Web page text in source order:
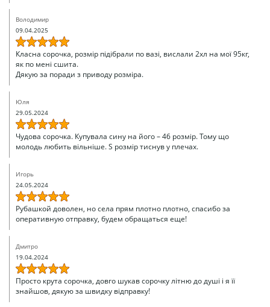
Володимир
09.04.2025
Класна сорочка, розмір підібрали по вазі, вислали 2хл на мої 95кг,
як по мені сшита.
Дякую за поради з приводу розміра.
Юля
29.05.2024
Чудова сорочка. Купувала сину на його – 46 розмір. Тому що
молодь любить вільніше. S розмір тиснув у плечах.
Игорь
24.05.2024
Рубашкой доволен, но села прям плотно плотно, спасибо за
оперативную отправку, будем обращаться еще!
Дмитро
19.04.2024
Просто крута сорочка, довго шукав сорочку літню до душі і я її
знайшов, дякую за швидку відправку!